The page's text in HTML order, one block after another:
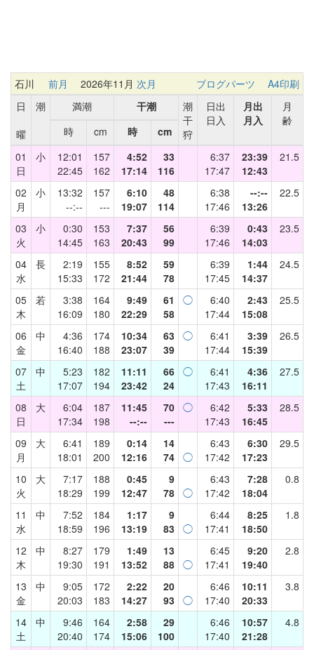
石川 前月 2026年11月 次月 ブログパーツ
A4印刷
日
曜
潮 満潮 干潮
潮
干
狩
日出
日入
月出
月入
月
齢
時
cm 時
cm
01
日
小
12:01
22:45
157
162
4:52
17:14
33
116
6:37
17:47
23:39
12:43
21.5
02
月
小
13:32
--:--
157
---
6:10
19:07
48
114
6:38
17:46
--:--
13:26
22.5
03
火
小
0:30
14:45
153
163
7:37
20:43
56
99
6:39
17:46
0:43
14:03
23.5
04
水
長
2:19
15:33
155
172
8:52
21:44
59
78
6:39
17:45
1:44
14:37
24.5
05
木
若
3:38
16:09
164
180
9:49
22:29
61
58
◯
6:40
17:44
2:43
15:08
25.5
06
金
中
4:36
16:40
174
188
10:34
23:07
63
39
◯
6:41
17:44
3:39
15:39
26.5
07
土
中
5:23
17:07
182
194
11:11
23:42
66
24
◯
6:41
17:43
4:36
16:11
27.5
08
日
大
6:04
17:34
187
198
11:45
--:--
70
---
◯
6:42
17:43
5:33
16:45
28.5
09
月
大
6:41
18:01
189
200
0:14
12:16
14
74 ◯
6:43
17:42
6:30
17:23
29.5
10
火
大
7:17
18:29
188
199
0:45
12:47
9
78 ◯
6:43
17:42
7:28
18:04
0.8
11
水
中
7:52
18:59
184
196
1:17
13:19
9
83 ◯
6:44
17:41
8:25
18:50
1.8
12
木
中
8:27
19:30
179
191
1:49
13:52
13
88 ◯
6:45
17:41
9:20
19:40
2.8
13
金
中
9:05
20:03
172
183
2:22
14:27
20
93 ◯
6:46
17:40
10:11
20:33
3.8
14
土
中
9:46
20:40
164
174
2:58
15:06
29
100
6:46
17:40
10:57
21:28
4.8